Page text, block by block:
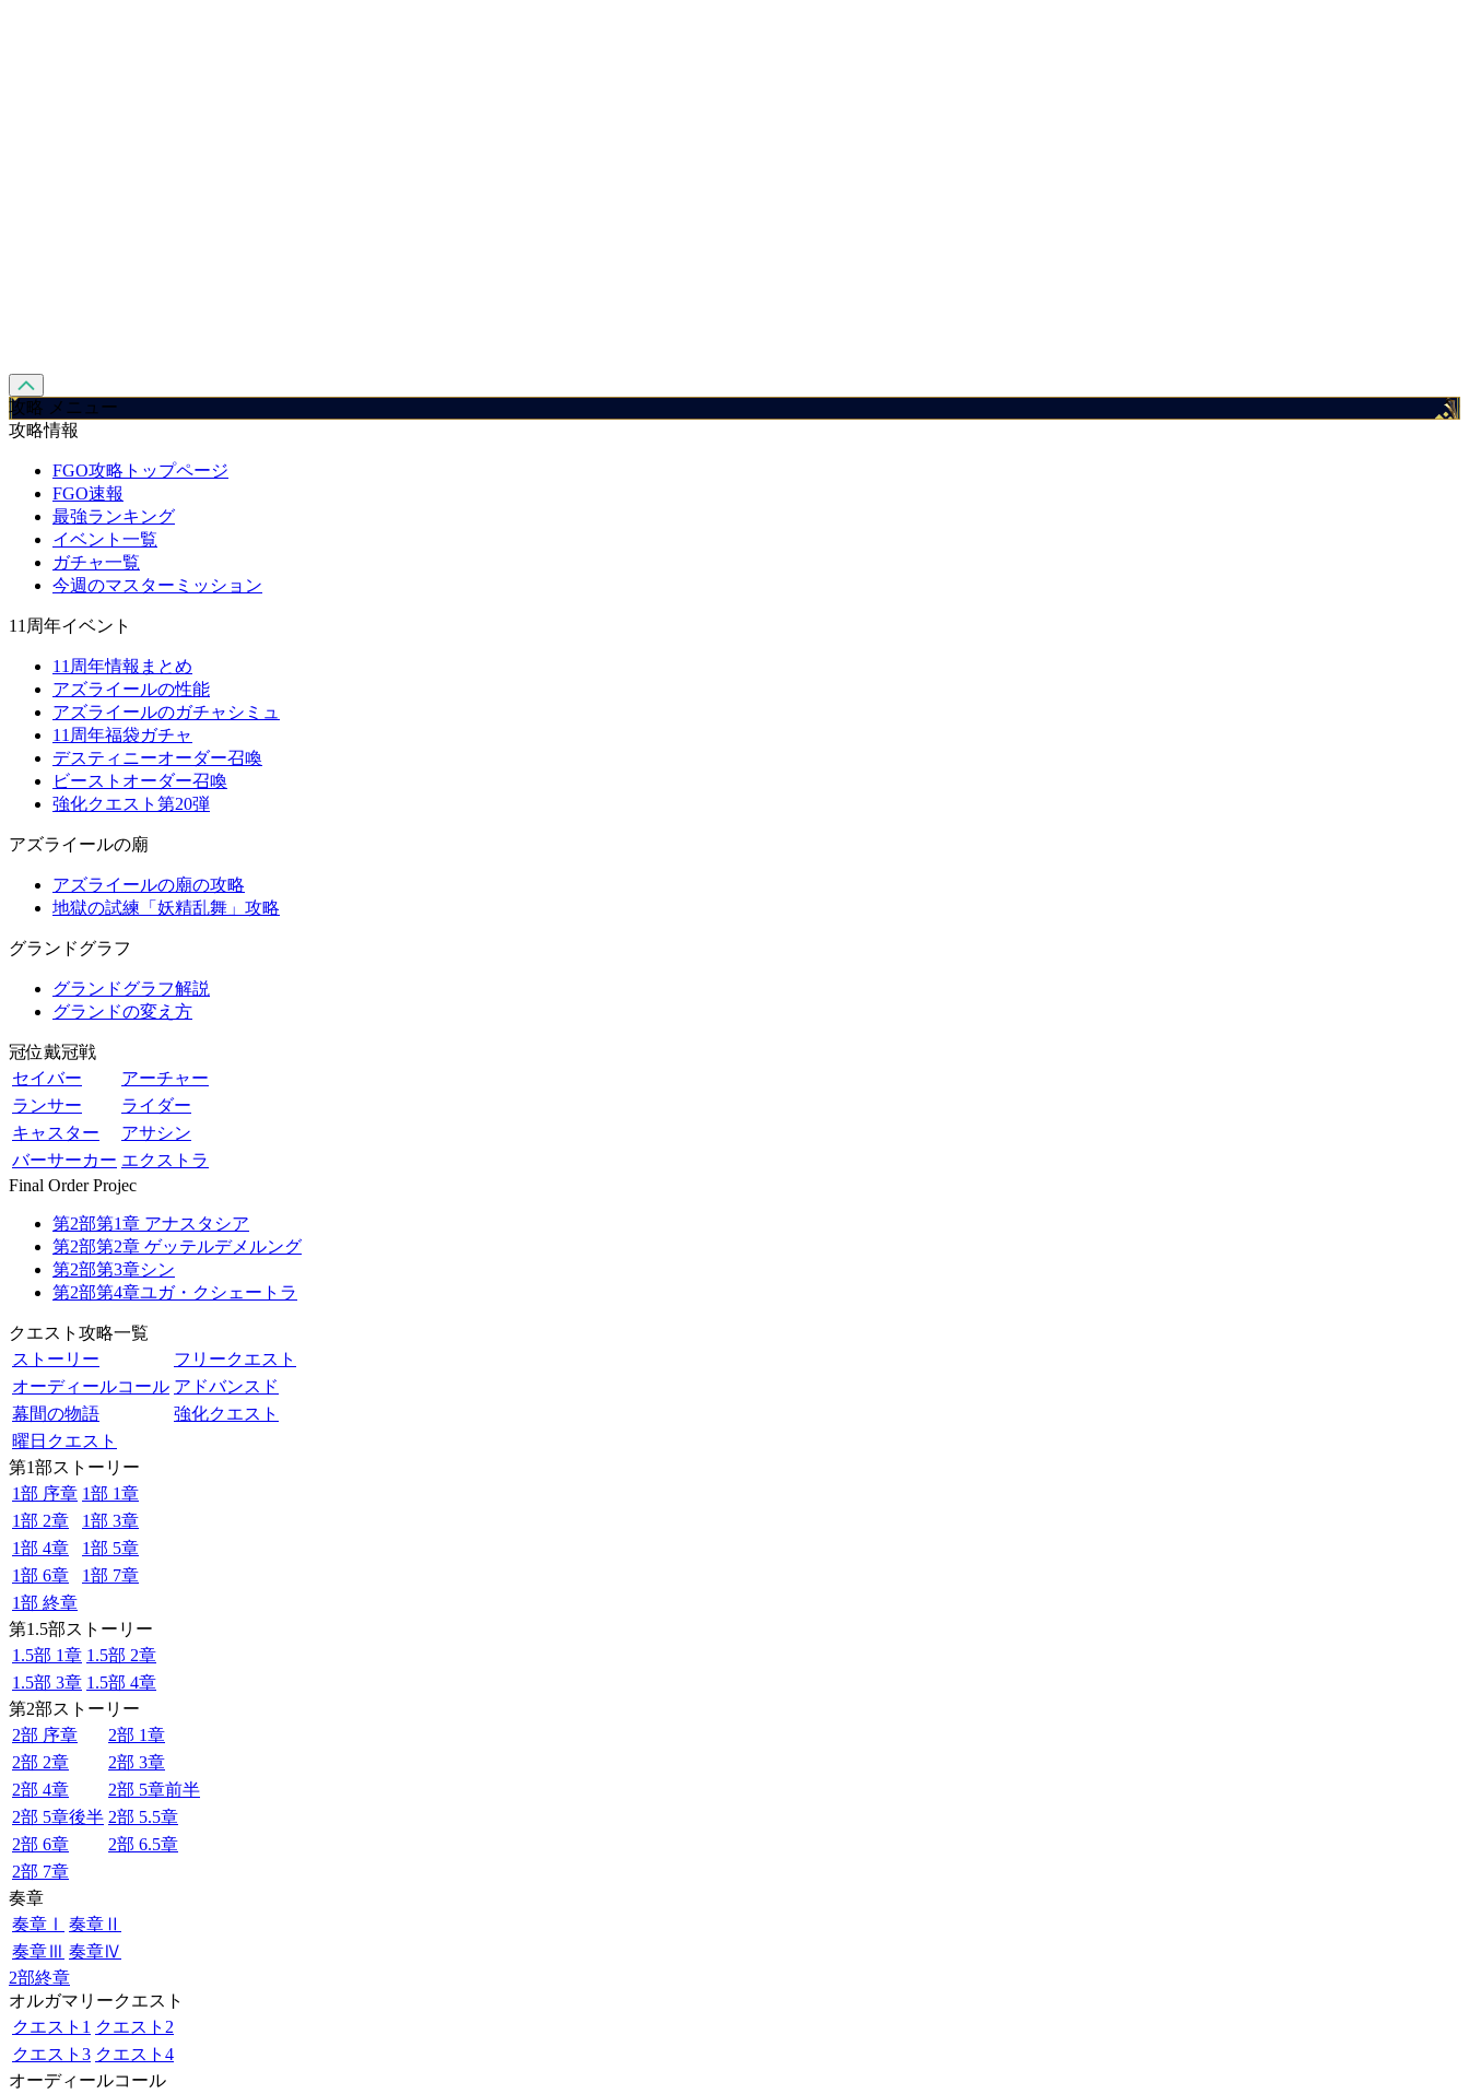
攻略 メニュー
攻略情報
FGO攻略トップページ
FGO速報
最強ランキング
イベント一覧
ガチャ一覧
今週のマスターミッション
11周年イベント
11周年情報まとめ
アズライールの性能
アズライールのガチャシミュ
11周年福袋ガチャ
デスティニーオーダー召喚
ビーストオーダー召喚
強化クエスト第20弾
アズライールの廟
アズライールの廟の攻略
地獄の試練「妖精乱舞」攻略
グランドグラフ
グランドグラフ解説
グランドの変え方
冠位戴冠戦
セイバー
アーチャー
ランサー
ライダー
キャスター
アサシン
バーサーカー エクストラ
Final Order Projec
第2部第1章 アナスタシア
第2部第2章 ゲッテルデメルング
第2部第3章シン
第2部第4章ユガ・クシェートラ
クエスト攻略一覧
ストーリー
フリークエスト
オーディールコール アドバンスド
幕間の物語
強化クエスト
曜日クエスト
第1部ストーリー
1部 序章 1部 1章
1部 2章
1部 3章
1部 4章
1部 5章
1部 6章
1部 7章
1部 終章
第1.5部ストーリー
1.5部 1章 1.5部 2章
1.5部 3章 1.5部 4章
第2部ストーリー
2部 序章
2部 1章
2部 2章
2部 3章
2部 4章
2部 5章前半
2部 5章後半 2部 5.5章
2部 6章
2部 6.5章
2部 7章
奏章
奏章Ⅰ
奏章Ⅱ
奏章Ⅲ 奏章Ⅳ
2部終章
オルガマリークエスト
クエスト1 クエスト2
クエスト3 クエスト4
オーディールコール